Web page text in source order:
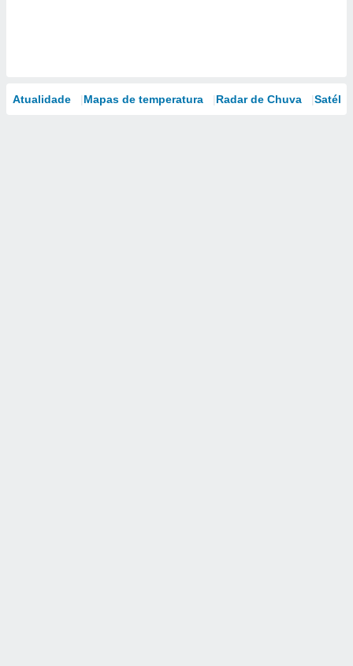
Atualidade Mapas de temperatura Radar de Chuva